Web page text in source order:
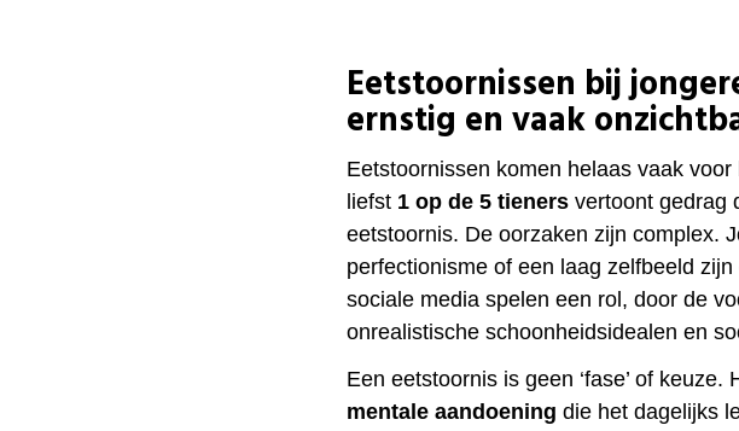
Eetstoornissen bij
ernstig en vaak
Eetstoornissen komen helaas vaak
liefst 1 op de 5 tieners vertoont gedrag
eetstoornis. De oorzaken zijn complex.
perfectionisme of een laag zelfbeeld
sociale media spelen een rol, door de
onrealistische schoonheidsidealen en
Een eetstoornis is geen ‘fase’ of keuze.
mentale aandoening die het dagelijks